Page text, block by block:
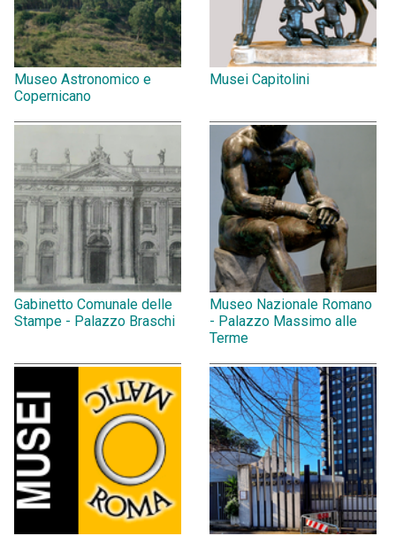
Museo Astronomico e
Copernicano
Musei Capitolini
Gabinetto Comunale delle
Stampe - Palazzo Braschi
Museo Nazionale Romano
- Palazzo Massimo alle
Terme